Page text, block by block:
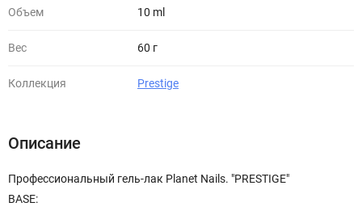
Объем 10 ml
Вес 60 г
Коллекция Prestige
Описание
Профессиональный гель-лак Planet Nails. "PRESTIGE"
BASE: